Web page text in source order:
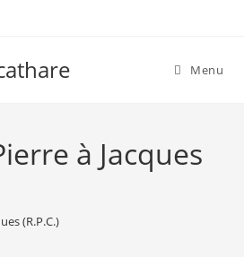
Menu
à Jacques
(R.P.C.)